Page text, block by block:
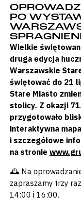
PO
Wielkie
druga edycja
Warszawskie
świętować do 21
Stare Miasto
stolicy. Z okazji
przygotowało
interaktywna
i szczegółowe
na stronie
🕰 Na
zapraszamy trzy
14:00 i 16:00.